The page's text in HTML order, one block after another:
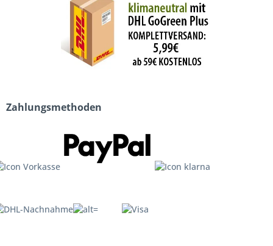
Zahlungsmethoden